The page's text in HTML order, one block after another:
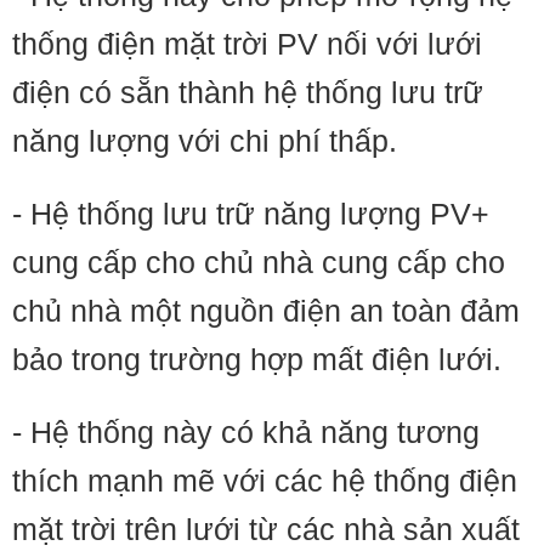
thống điện mặt trời PV nối với lưới
điện có sẵn thành hệ thống lưu trữ
năng lượng với chi phí thấp.
- Hệ thống lưu trữ năng lượng PV+
cung cấp cho chủ nhà cung cấp cho
chủ nhà một nguồn điện an toàn đảm
bảo trong trường hợp mất điện lưới.
- Hệ thống này có khả năng tương
thích mạnh mẽ với các hệ thống điện
mặt trời trên lưới từ các nhà sản xuất